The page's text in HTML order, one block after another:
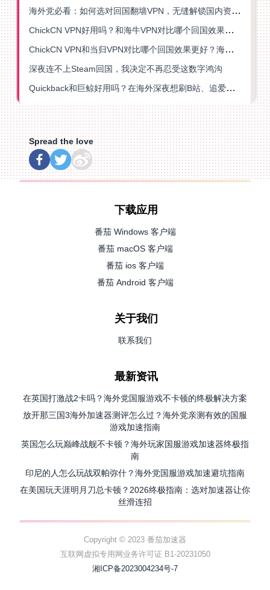
海外党必看：如何选对回国翻墙VPN，无缝解锁国内资源？
ChickCN VPN好用吗？和海牛VPN对比哪个回国效果更好？
ChickCN VPN和当归VPN对比哪个回国效果更好？海外党亲测后选了它
深夜连不上Steam回国，我决定不再忍受这数字鸿沟
Quickback和巨鲸好用吗？在海外深夜想刷B站、追爱奇艺的你，或许正需要这份答案
Spread the love
下载应用
番茄 Windows 客户端
番茄 macOS 客户端
番茄 ios 客户端
番茄 Android 客户端
关于我们
联系我们
最新资讯
在英国打激战2卡吗？海外党国服游戏不卡顿的终极解决方案
放开那三国3海外加速器测评怎么过？海外党亲测有效的国服
游戏加速指南
英国怎么玩巅峰战舰不卡顿？海外玩家国服游戏加速器终极指
南
印尼的人怎么玩战双帕弥什？海外党国服游戏加速避坑指南
在美国玩天涯明月刀总卡顿？2026终极指南：选对加速器让你
丝滑连招
Copyright © 2023 番茄加速器
互联网虚拟专用网业务许可证 B1-20231050
湘ICP备2023004234号-7